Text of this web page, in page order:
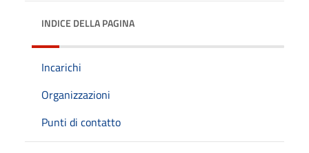
INDICE DELLA PAGINA
Incarichi
Organizzazioni
Punti di contatto